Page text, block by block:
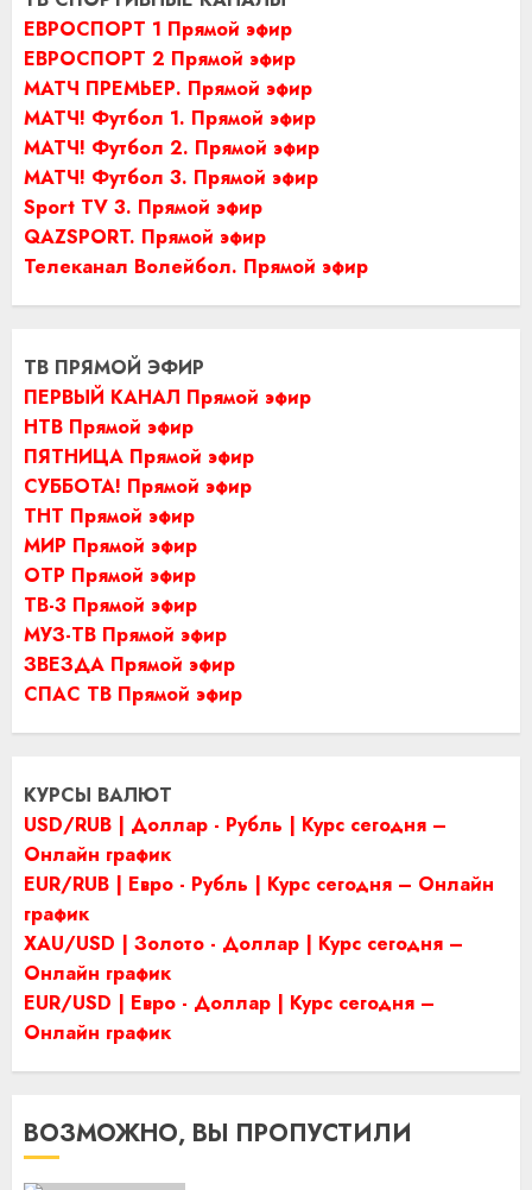
ЕВРОСПОРТ 1 Прямой эфир
ЕВРОСПОРТ 2 Прямой эфир
МАТЧ ПРЕМЬЕР. Прямой эфир
МАТЧ! Футбол 1. Прямой эфир
МАТЧ! Футбол 2. Прямой эфир
МАТЧ! Футбол 3. Прямой эфир
Sport TV 3. Прямой эфир
QAZSPORT. Прямой эфир
Телеканал Волейбол. Прямой эфир
ТВ ПРЯМОЙ ЭФИР
ПЕРВЫЙ КАНАЛ Прямой эфир
НТВ Прямой эфир
ПЯТНИЦА Прямой эфир
СУББОТА! Прямой эфир
ТНТ Прямой эфир
МИР Прямой эфир
ОТР Прямой эфир
ТВ-3 Прямой эфир
МУЗ-ТВ Прямой эфир
ЗВЕЗДА Прямой эфир
СПАС ТВ Прямой эфир
КУРСЫ ВАЛЮТ
USD/RUB | Доллар - Рубль | Курс сегодня –
Онлайн график
EUR/RUB | Евро - Рубль | Курс сегодня – Онлайн
график
XAU/USD | Золото - Доллар | Курс сегодня –
Онлайн график
EUR/USD | Евро - Доллар | Курс сегодня –
Онлайн график
ВОЗМОЖНО, ВЫ ПРОПУСТИЛИ